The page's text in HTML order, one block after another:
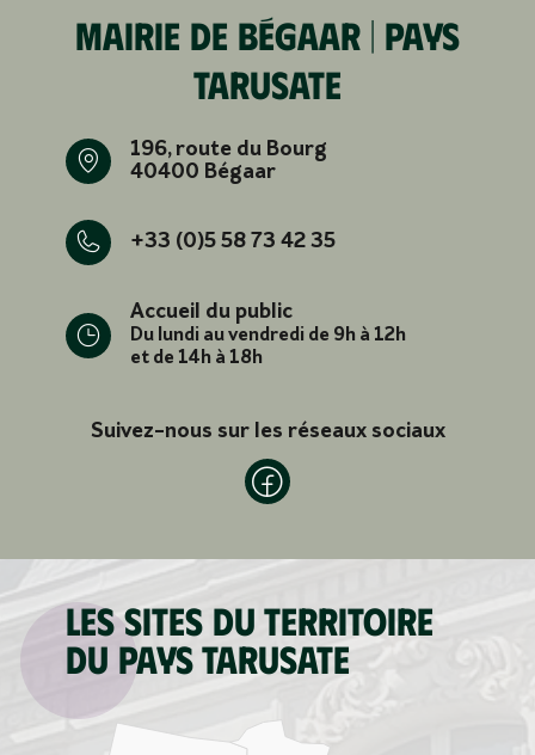
Mairie de Bégaar | Pays
tarusate
196, route du Bourg
40400 Bégaar
+33 (0)5 58 73 42 35
Accueil du public
Du lundi au vendredi de 9h à 12h
et de 14h à 18h
Suivez-nous sur les réseaux sociaux
Les sites du territoire
du Pays tarusate